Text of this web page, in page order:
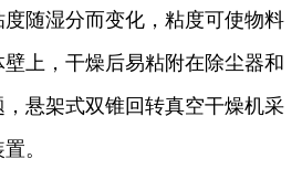
随湿分而变化，粘度可使物料
上，干燥后易粘附在除尘器和
悬架式双锥回转真空干燥机采
。